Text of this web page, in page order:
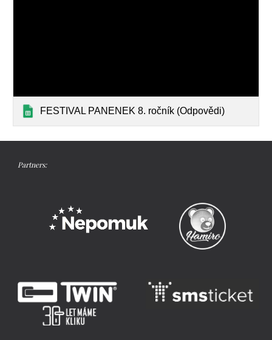
FESTIVAL PANENEK 8. ročník (Odpovědi)
Partners: